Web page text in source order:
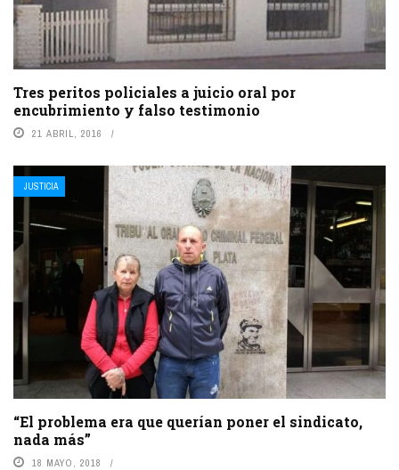
Tres peritos policiales a juicio oral por
encubrimiento y falso testimonio
21 ABRIL, 2016
JUSTICIA
“El problema era que querían poner el sindicato,
nada más”
18 MAYO, 2018